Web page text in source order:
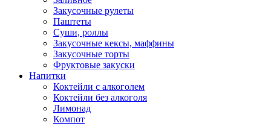
Закусочные рулеты
Паштеты
Суши, роллы
Закусочные кексы, маффины
Закусочные торты
Фруктовые закуски
Напитки
Коктейли с алкоголем
Коктейли без алкоголя
Лимонад
Компот